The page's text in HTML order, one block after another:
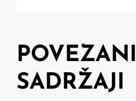
POVEZANI
SADRŽAJI